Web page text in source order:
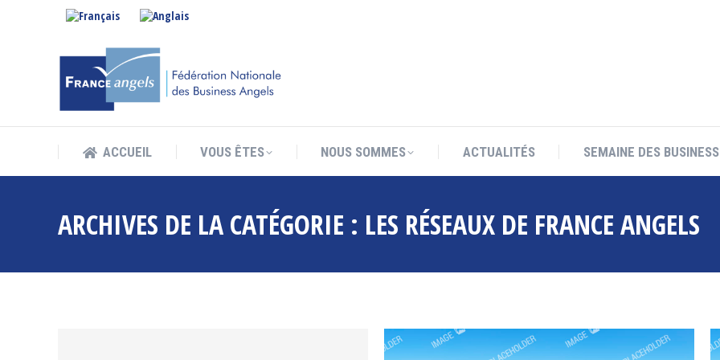
ACCUEIL VOUS ÊTES NOUS SOMMES ACTUALITÉS SEMAINE DES
ARCHIVES DE LA CATÉGORIE : LES RÉSEAUX DE FRANCE ANGELS
ACCUEIL